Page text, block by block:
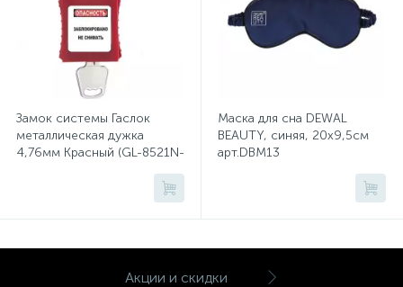
Замок системы Гаслок
металлическая дужка
4,76мм Красный (GL-8521N-
Маска для сна DEWAL
BEAUTY, синяя, 20х9,5см
арт.DBM13
Акции и скидки
Урны
Флаги
Фурнитура и комплектующие
Фурнитура к дверям